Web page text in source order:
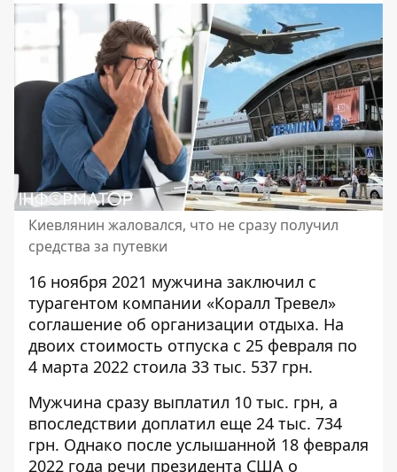
Киевлянин жаловался, что не сразу получил
средства за путевки
16 ноября 2021 мужчина заключил с
турагентом компании «Коралл Тревел»
соглашение об организации отдыха. На
двоих стоимость отпуска с 25 февраля по
4 марта 2022 стоила 33 тыс. 537 грн.
Мужчина сразу выплатил 10 тыс. грн, а
впоследствии доплатил еще 24 тыс. 734
грн. Однако после услышанной 18 февраля
2022 года речи президента США о